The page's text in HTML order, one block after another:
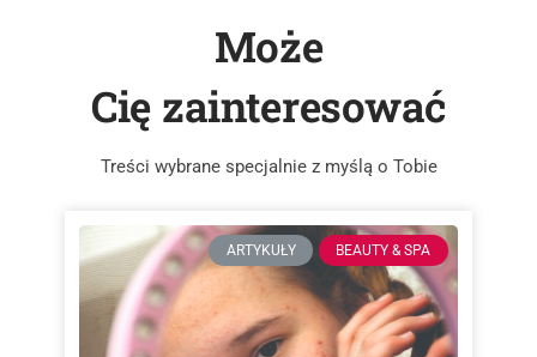
Może
Cię zainteresować
Treści wybrane specjalnie z myślą o Tobie
ARTYKUŁY BEAUTY & SPA